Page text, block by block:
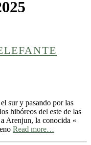
sur y pasando por las
hibóreos del este de las
Arenjun, la conocida «
Read more…